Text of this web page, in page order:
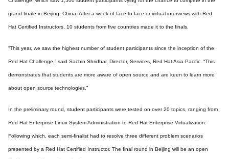
grand finale in Beijing, China. After a week of face-to-face or virtual interviews with Red
Hat Certified Instructors, 10 students from five countries made it to the finals.
“This year, we saw the highest number of student participants since the inception of the
Red Hat Challenge,” said Sachin Shridhar, Director, Services, Red Hat Asia Pacific. “This
demonstrates that students are more aware of open source and are keen to learn more
about open source technologies.”
In the preliminary round, student participants were tested on over 20 topics, ranging from
Red Hat Enterprise Linux System Administration to Red Hat Enterprise Virtualization.
Following which, each semi-finalist had to resolve three different problem scenarios
presented by a Red Hat Certified Instructor. The final round in Beijing will be an open